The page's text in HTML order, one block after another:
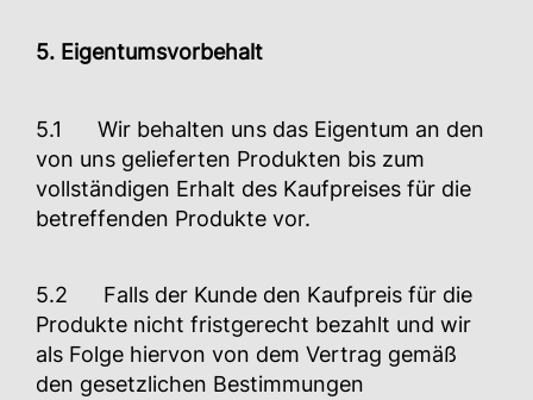
5. Eigentumsvorbehalt
5.1 Wir behalten uns das Eigentum an den
von uns gelieferten Produkten bis zum
vollständigen Erhalt des Kaufpreises für die
betreffenden Produkte vor.
5.2 Falls der Kunde den Kaufpreis für die
Produkte nicht fristgerecht bezahlt und wir
als Folge hiervon von dem Vertrag gemäß
den gesetzlichen Bestimmungen